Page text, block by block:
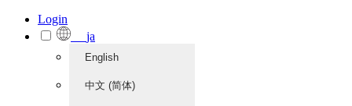
Login
ja
English
中文 (简体)